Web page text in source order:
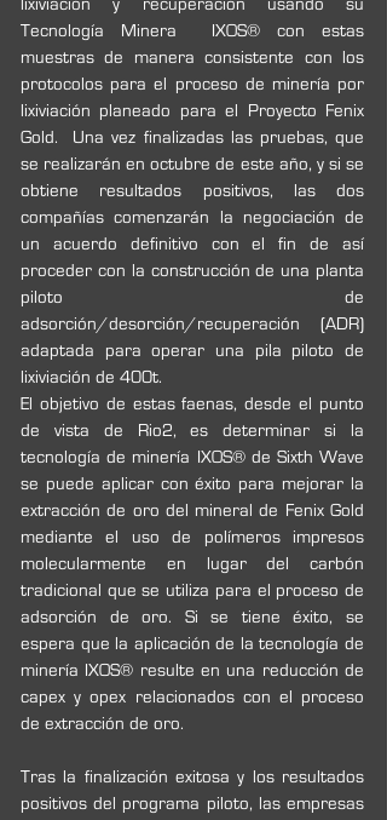
lixiviación y recuperación usando su
Tecnología Minera  IXOS® con estas
muestras de manera consistente con los
protocolos para el proceso de minería por
lixiviación planeado para el Proyecto Fenix
Gold.  Una vez finalizadas las pruebas, que
se realizarán en octubre de este año, y si se
obtiene resultados positivos, las dos
compañías comenzarán la negociación de
un acuerdo definitivo con el fin de así
proceder con la construcción de una planta
piloto de
adsorción/desorción/recuperación (ADR)
adaptada para operar una pila piloto de
lixiviación de 400t.
El objetivo de estas faenas, desde el punto
de vista de Rio2, es determinar si la
tecnología de minería IXOS® de Sixth Wave
se puede aplicar con éxito para mejorar la
extracción de oro del mineral de Fenix Gold
mediante el uso de polímeros impresos
molecularmente en lugar del carbón
tradicional que se utiliza para el proceso de
adsorción de oro. Si se tiene éxito, se
espera que la aplicación de la tecnología de
minería IXOS® resulte en una reducción de
capex y opex relacionados con el proceso
de extracción de oro.
Tras la finalización exitosa y los resultados
positivos del programa piloto, las empresas